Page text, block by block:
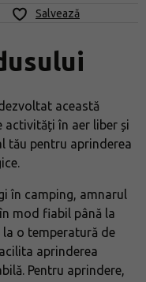
Salvează
această
în aer liber și
tău pentru aprinderea
în camping, amnarul
mod fiabil până la
la o temperatură de
aprinderea
Pentru aprindere,